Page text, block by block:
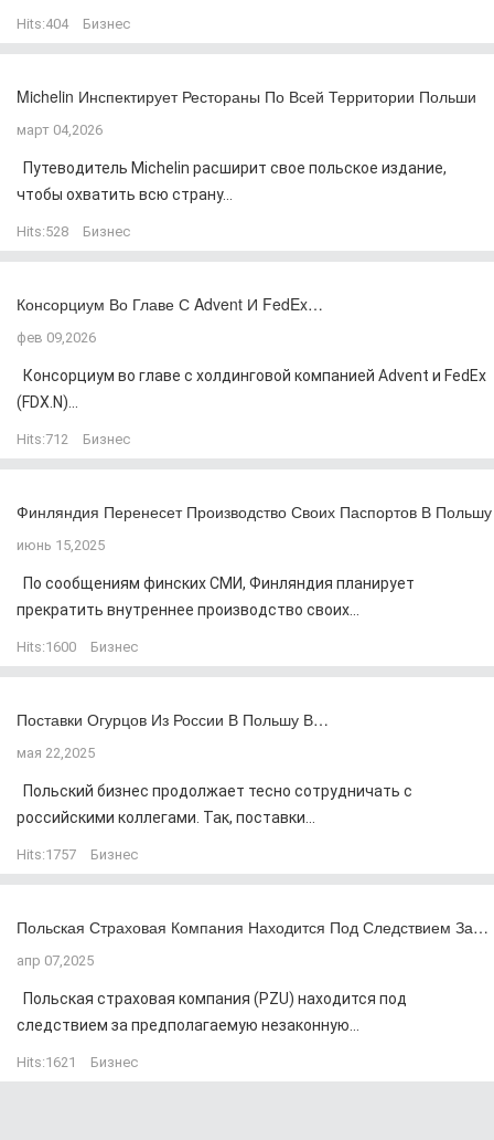
Hits:404 Бизнес
Michelin Инспектирует Рестораны По Всей Территории Польши
март 04,2026
Путеводитель Michelin расширит свое польское издание,
чтобы охватить всю страну...
Hits:528 Бизнес
Консорциум Во Главе С Advent И FedEx…
фев 09,2026
Консорциум во главе с холдинговой компанией Advent и FedEx
(FDX.N)...
Hits:712 Бизнес
Финляндия Перенесет Производство Своих Паспортов В Польшу
июнь 15,2025
По сообщениям финских СМИ, Финляндия планирует
прекратить внутреннее производство своих...
Hits:1600 Бизнес
Поставки Огурцов Из России В Польшу В…
мая 22,2025
Польский бизнес продолжает тесно сотрудничать с
российскими коллегами. Так, поставки...
Hits:1757 Бизнес
Польская Страховая Компания Находится Под Следствием За…
апр 07,2025
Польская страховая компания (PZU) находится под
следствием за предполагаемую незаконную...
Hits:1621 Бизнес